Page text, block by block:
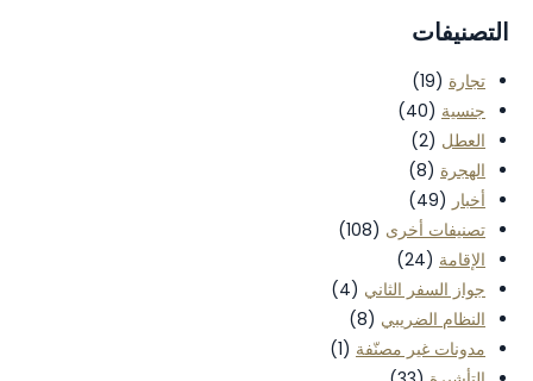
التصنيفات
تجارة (19)
جنسية (40)
العطل (2)
الهجرة (8)
أخبار (49)
تصنيفات أخرى (108)
الإقامة (24)
جواز السفر الثاني (4)
النظام الضريبي (8)
مدونات غير مصنّفة (1)